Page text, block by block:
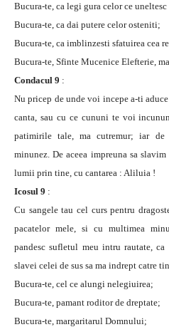
Bucura-te, ca legi gura celor ce uneltesc
Bucura-te, ca dai putere celor osteniti;
Bucura-te, ca imblinzesti sfatuirea cea
Bucura-te, Sfinte Mucenice Elefterie,
Condacul 9 :
Nu pricep de unde voi incepe a-ti
canta, sau cu ce cununi te voi
patimirile tale, ma cutremur; iar de
minunez. De aceea impreuna sa
lumii prin tine, cu cantarea : Aliluia !
Icosul 9 :
Cu sangele tau cel curs pentru
pacatelor mele, si cu multimea
pandesc sufletul meu intru rautate,
slavei celei de sus sa ma indrept catre
Bucura-te, cel ce alungi nelegiuirea;
Bucura-te, pamant roditor de dreptate;
Bucura-te, margaritarul Domnului;